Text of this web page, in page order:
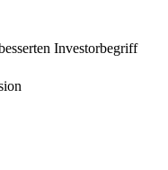
Investorbegriff